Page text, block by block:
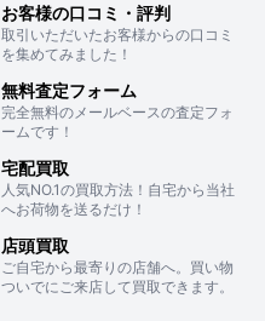
お客様の口コミ・評判
取引いただいたお客様からの口コミ
を集めてみました！
無料査定フォーム
完全無料のメールベースの査定フォ
ームです！
宅配買取
人気NO.1の買取方法！自宅から当社
へお荷物を送るだけ！
店頭買取
ご自宅から最寄りの店舗へ。買い物
ついでにご来店して買取できます。